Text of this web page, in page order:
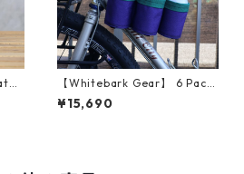
【Whitebark Gear】 6 Pack
Bike Bag（Jewel）
¥15,690